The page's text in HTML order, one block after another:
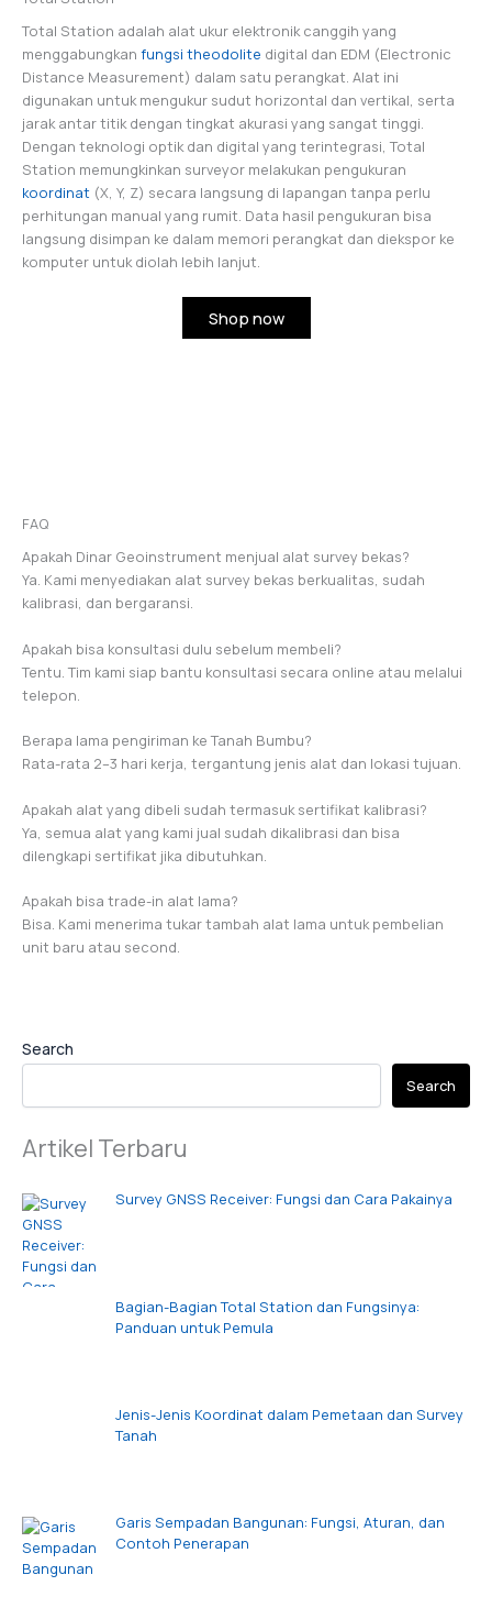
Search
Search
Artikel Terbaru
Survey GNSS Receiver: Fungsi dan Cara Pakainya
Bagian-Bagian Total Station dan Fungsinya:
Panduan untuk Pemula
Jenis-Jenis Koordinat dalam Pemetaan dan Survey
Tanah
Garis Sempadan Bangunan: Fungsi, Aturan, dan
Contoh Penerapan
Total Station adalah alat ukur elektronik canggih yang
menggabungkan fungsi theodolite digital dan EDM (Electronic
Distance Measurement) dalam satu perangkat. Alat ini
digunakan untuk mengukur sudut horizontal dan vertikal, serta
jarak antar titik dengan tingkat akurasi yang sangat tinggi.
Dengan teknologi optik dan digital yang terintegrasi, Total
Station memungkinkan surveyor melakukan pengukuran
koordinat (X, Y, Z) secara langsung di lapangan tanpa perlu
perhitungan manual yang rumit. Data hasil pengukuran bisa
langsung disimpan ke dalam memori perangkat dan diekspor ke
komputer untuk diolah lebih lanjut.
Shop now
FAQ
Apakah Dinar Geoinstrument menjual alat survey bekas?
Ya. Kami menyediakan alat survey bekas berkualitas, sudah
kalibrasi, dan bergaransi.
Apakah bisa konsultasi dulu sebelum membeli?
Tentu. Tim kami siap bantu konsultasi secara online atau melalui
telepon.
Berapa lama pengiriman ke Tanah Bumbu?
Rata-rata 2–3 hari kerja, tergantung jenis alat dan lokasi tujuan.
Apakah alat yang dibeli sudah termasuk sertifikat kalibrasi?
Ya, semua alat yang kami jual sudah dikalibrasi dan bisa
dilengkapi sertifikat jika dibutuhkan.
Apakah bisa trade-in alat lama?
Bisa. Kami menerima tukar tambah alat lama untuk pembelian
unit baru atau second.